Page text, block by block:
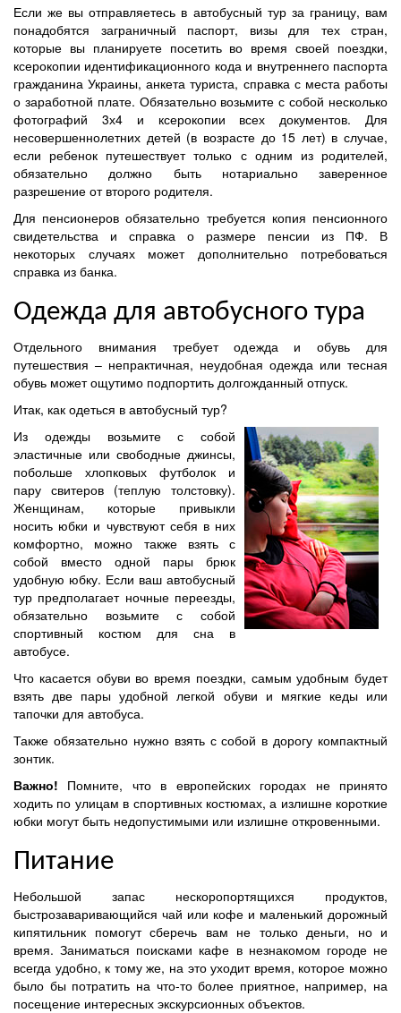
Если же вы отправляетесь в автобусный тур за границу, вам
понадобятся заграничный паспорт, визы для тех стран,
которые вы планируете посетить во время своей поездки,
ксерокопии идентификационного кода и внутреннего паспорта
гражданина Украины, анкета туриста, справка с места работы
о заработной плате. Обязательно возьмите с собой несколько
фотографий 3х4 и ксерокопии всех документов. Для
несовершеннолетних детей (в возрасте до 15 лет) в случае,
если ребенок путешествует только с одним из родителей,
обязательно должно быть нотариально заверенное
разрешение от второго родителя.
Для пенсионеров обязательно требуется копия пенсионного
свидетельства и справка о размере пенсии из ПФ. В
некоторых случаях может дополнительно потребоваться
справка из банка.
Одежда для автобусного тура
Отдельного внимания требует одежда и обувь для
путешествия – непрактичная, неудобная одежда или тесная
обувь может ощутимо подпортить долгожданный отпуск.
Итак, как одеться в автобусный тур?
Из одежды возьмите с собой
эластичные или свободные джинсы,
побольше хлопковых футболок и
пару свитеров (теплую толстовку).
Женщинам, которые привыкли
носить юбки и чувствуют себя в них
комфортно, можно также взять с
собой вместо одной пары брюк
удобную юбку. Если ваш автобусный
тур предполагает ночные переезды,
обязательно возьмите с собой
спортивный костюм для сна в
автобусе.
Что касается обуви во время поездки, самым удобным будет
взять две пары удобной легкой обуви и мягкие кеды или
тапочки для автобуса.
Также обязательно нужно взять с собой в дорогу компактный
зонтик.
Важно! Помните, что в европейских городах не принято
ходить по улицам в спортивных костюмах, а излишне короткие
юбки могут быть недопустимыми или излишне откровенными.
Питание
Небольшой запас нескоропортящихся продуктов,
быстрозаваривающийся чай или кофе и маленький дорожный
кипятильник помогут сберечь вам не только деньги, но и
время. Заниматься поисками кафе в незнакомом городе не
всегда удобно, к тому же, на это уходит время, которое можно
было бы потратить на что-то более приятное, например, на
посещение интересных экскурсионных объектов.